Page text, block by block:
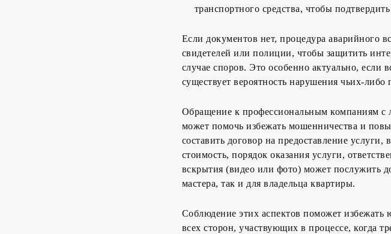
транспортного средства, чтобы
Если документов нет, процедура аварийного
свидетелей или полиции, чтобы защитить
случае споров. Это особенно актуально, если
существует вероятность нарушения чьих-либо
Обращение к профессиональным компаниям
может помочь избежать мошенничества и
составить договор на предоставление
стоимость, порядок оказания услуги,
вскрытия (видео или фото) может послужить
мастера, так и для владельца квартиры.
Соблюдение этих аспектов поможет
всех сторон, участвующих в процессе, когда